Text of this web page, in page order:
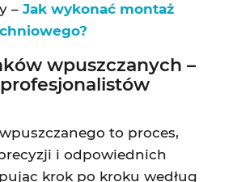
– Jak wykonać montaż
wpuszczanych –
to proces,
i odpowiednich
krok po kroku według